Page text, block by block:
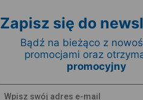
Zapisz się do
Bądź na bieżąco z
promocjami oraz
promocyjny